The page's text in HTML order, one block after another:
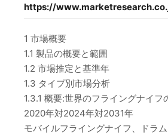
https://
1 市場概要
1.1 製品の概要と範囲
1.2 市場推定と基準年
1.3 タイプ別市場分析
1.3.1 概要:世界のフライングナイフ
2020年対2024年対2031年
モバイルフライングナイフ、ドラ